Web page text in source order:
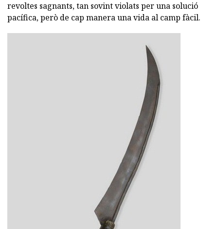
revoltes sagnants, tan sovint violats per una solució
pacífica, però de cap manera una vida al camp fàcil.